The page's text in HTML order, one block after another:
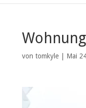
von tomkyle| Mai